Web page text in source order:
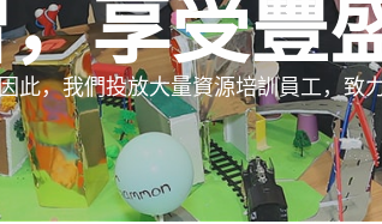
享受豐
此，我們投放大量資源培訓員工，致